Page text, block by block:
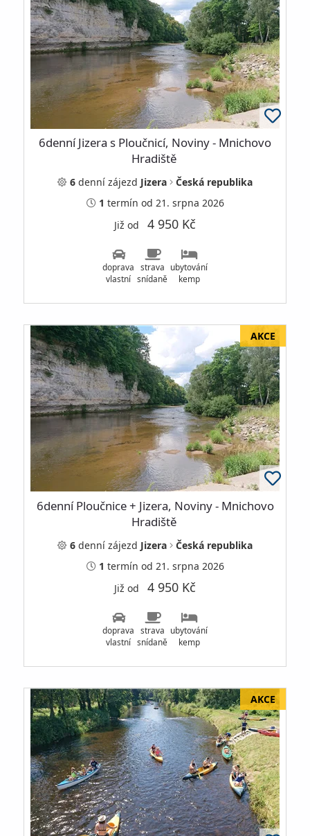
6denní Jizera s Ploučnicí, Noviny - Mnichovo
Hradiště
6 denní zájezd Jizera
Česká republika
1 termín od 21. srpna 2026
Již od 4 950 Kč
doprava
vlastní
strava
snídaně
ubytování
kemp
6denní Ploučnice + Jizera, Noviny - Mnichovo
Hradiště
6 denní zájezd Jizera
Česká republika
1 termín od 21. srpna 2026
Již od 4 950 Kč
doprava
vlastní
strava
snídaně
ubytování
kemp